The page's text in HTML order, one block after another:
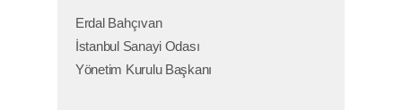
Erdal Bahçıvan
İstanbul Sanayi Odası
Yönetim Kurulu Başkanı